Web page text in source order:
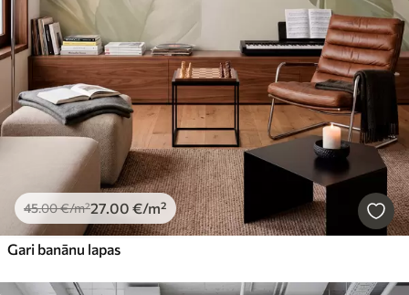
45.00€/m²27 .00 €/m²
Gari banānu lapas